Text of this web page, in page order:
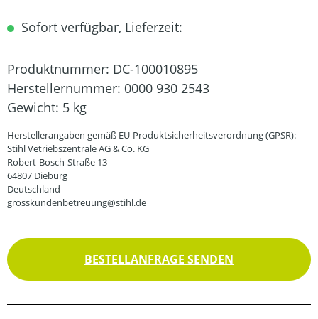
Sofort verfügbar, Lieferzeit:
Produktnummer: DC-100010895
Herstellernummer: 0000 930 2543
Gewicht: 5 kg
Herstellerangaben gemäß EU-Produktsicherheitsverordnung (GPSR):
Stihl Vetriebszentrale AG & Co. KG
Robert-Bosch-Straße 13
64807 Dieburg
Deutschland
grosskundenbetreuung@stihl.de
BESTELLANFRAGE SENDEN